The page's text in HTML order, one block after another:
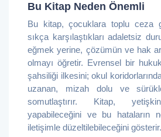
Bu Kitap Neden Önemli
Bu kitap, çocuklara toplu ceza
sıkça karşılaştıkları adaletsiz
eğmek yerine, çözümün ve hak
olmayı öğretir. Evrensel bir
şahsiliği ilkesini; okul
uzanan, mizah dolu ve
somutlaştırır. Kitap,
yapabileceğini ve bu hataların
iletişimle düzeltilebileceğini gösterir.